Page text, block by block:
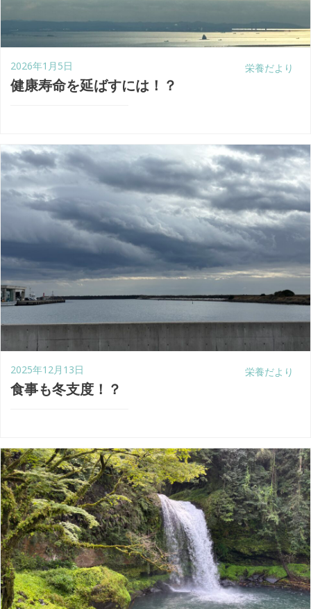
栄養だより
2026年1月5日
健康寿命を延ばすには！？
栄養だより
2025年12月13日
食事も冬支度！？